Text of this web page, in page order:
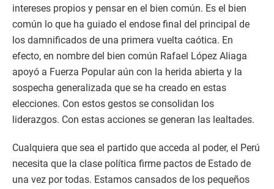
intereses propios y pensar en el bien común. Es el bien
común lo que ha guiado el endose final del principal de
los damnificados de una primera vuelta caótica. En
efecto, en nombre del bien común Rafael López Aliaga
apoyó a Fuerza Popular aún con la herida abierta y la
sospecha generalizada que se ha creado en estas
elecciones. Con estos gestos se consolidan los
liderazgos. Con estas acciones se generan las lealtades.
Cualquiera que sea el partido que acceda al poder, el Perú
necesita que la clase política firme pactos de Estado de
una vez por todas. Estamos cansados de los pequeños